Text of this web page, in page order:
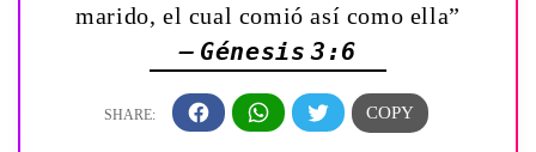
marido, el cual comió así como ella”
— Génesis 3:6